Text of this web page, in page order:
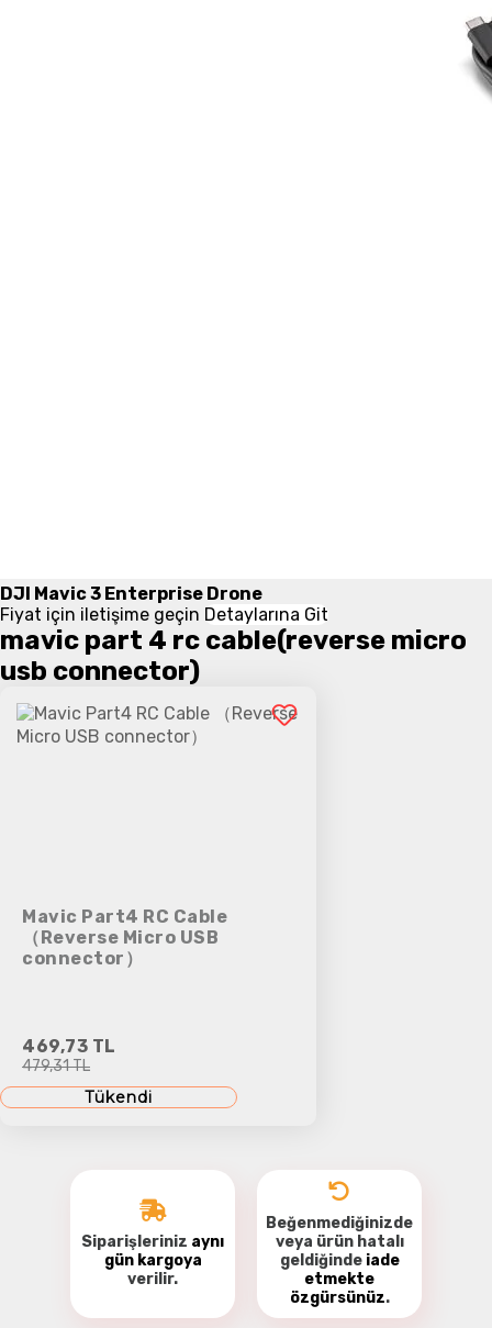
DJI Mavic 3 Enterprise Drone
Fiyat için iletişime geçin Detaylarına Git
mavic part 4 rc cable(reverse micro
usb connector)
Mavic Part4 RC Cable
（Reverse Micro USB
connector）
469,73 TL
479,31 TL
Tükendi
Siparişleriniz aynı
gün kargoya
verilir.
Beğenmediğinizde
veya ürün hatalı
geldiğinde iade
etmekte
özgürsünüz.